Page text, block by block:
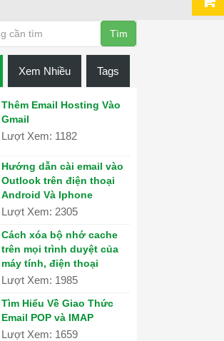
Xem Nhiều Tags
Thêm Email Hosting Vào
Gmail
Lượt Xem: 1182
Hướng dẫn cài email vào
Outlook trên điện thoại
Android Và Iphone
Lượt Xem: 2305
Cách xóa bộ nhớ cache
trên mọi trình duyệt của
máy tính, điện thoại
Lượt Xem: 1985
Tìm Hiểu Về Giao Thức
Email POP và IMAP
Lượt Xem: 1659